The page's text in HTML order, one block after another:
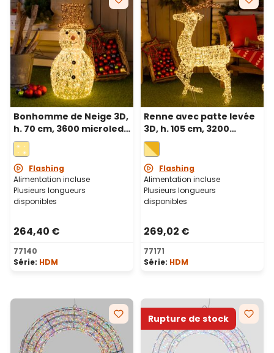
Bonhomme de Neige 3D,
h. 70 cm, 3600 microled
haute densité blanc
chaud et froid,
utilisation en intérieur
Flashing
Alimentation incluse
Plusieurs longueurs
disponibles
264,40 €
77140
Série: HDM
Renne avec patte levée
3D, h. 105 cm, 3200
microled haute densité
blanc chaud et froid,
utilisation en intérieur
Flashing
Alimentation incluse
Plusieurs longueurs
disponibles
269,02 €
77171
Série: HDM
Rupture de stock